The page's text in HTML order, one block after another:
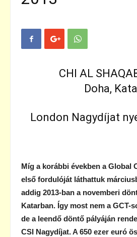
CHI AL
Doha,
London Nagydíjat
Míg a korábbi években a Global
első fordulóját láthattuk
addig 2013-ban a novemberi
Katarban. Így most nem a GCT-
de a leendő döntő pályáján
CSI Nagydíjat. A 650 ezer euró